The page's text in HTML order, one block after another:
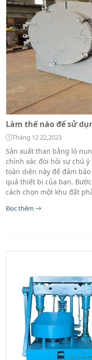
Làm thế nào để sử
Tháng 12 22,2023
Sản xuất than bằng lò
chính xác đòi hỏi sự chú
toàn diện này để đảm
quả thiết bị của bạn.
cách chọn một khu đất
Đọc thêm